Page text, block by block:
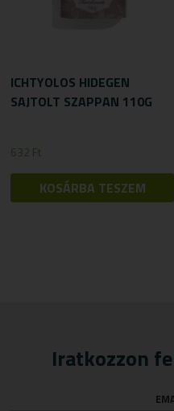
ICHTYOLOS HIDEGEN
SAJTOLT SZAPPAN 110G
632 Ft
KOSÁRBA TESZEM
Iratkozzon